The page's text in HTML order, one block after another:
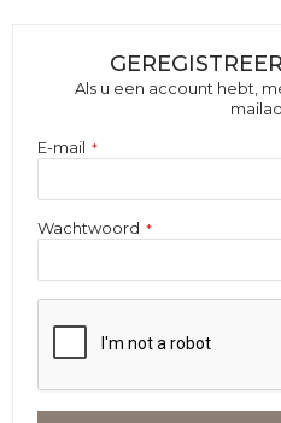
Als u een account hebt,
E-mail
Wachtwoord